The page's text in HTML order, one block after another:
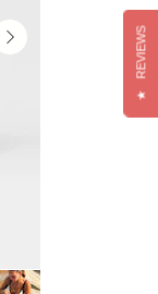
★
REVIEWS